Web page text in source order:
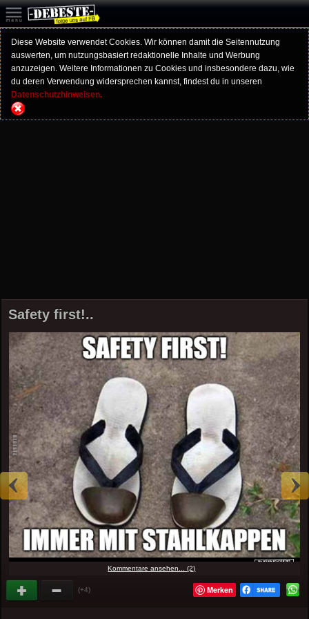
Diese Website verwendet Cookies. Wir können damit die Seitennutzung
auswerten, um nutzungsbasiert redaktionelle Inhalte und Werbung
anzuzeigen. Weitere Informationen zu Cookies und insbesondere dazu, wie
du deren Verwendung widersprechen kannst, findest du in unseren
Datenschutzhinweisen.
Safety first!..
Kommentare ansehen... (2)
(+4) Merken